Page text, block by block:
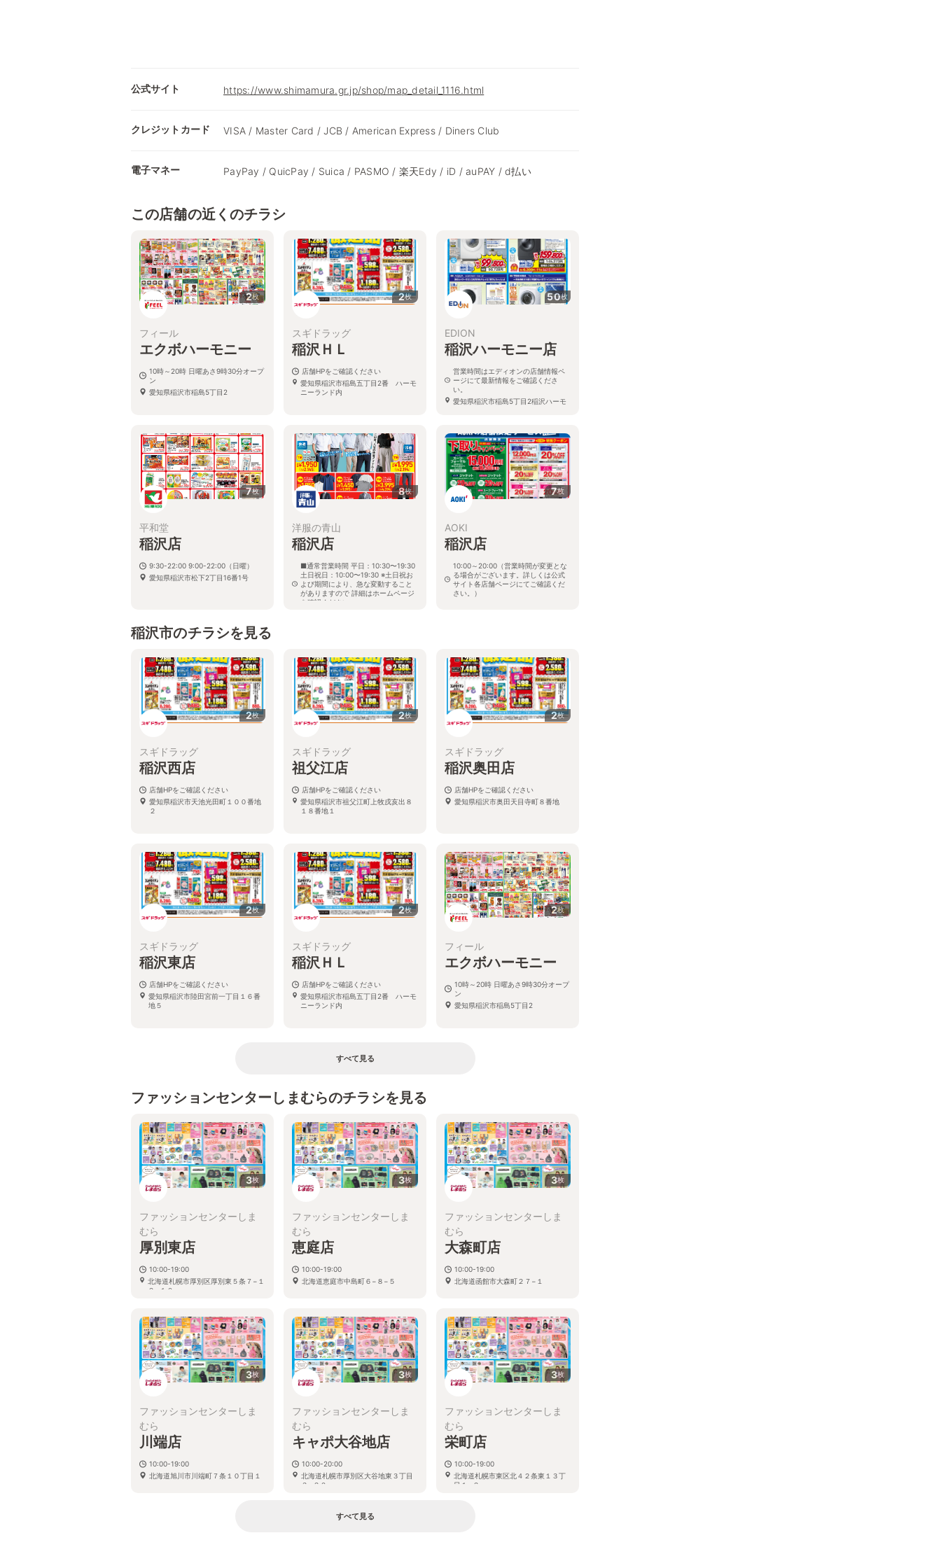
公式サイト https://www.shimamura.gr.jp/shop/map_detail_1116.html
クレジットカード VISA / Master Card / JCB / American Express / Diners Club
電子マネー PayPay / QuicPay / Suica / PASMO / 楽天Edy / iD / auPAY / d払い
この店舗の近くのチラシ
2枚
フィール
エクボハーモニー
10時～20時 日曜あさ9時30分オープ
ン
愛知県稲沢市稲島5丁目2
2枚
スギドラッグ
稲沢ＨＬ
店舗HPをご確認ください
愛知県稲沢市稲島五丁目2番 ハーモ
ニーランド内
50枚
EDION
稲沢ハーモニー店
営業時間はエディオンの店舗情報ペ
ージにて最新情報をご確認くださ
い。
愛知県稲沢市稲島5丁目2稲沢ハーモ
7枚
平和堂
稲沢店
9:30-22:00 9:00-22:00（日曜）
愛知県稲沢市松下2丁目16番1号
8枚
洋服の青山
稲沢店
■通常営業時間 平日：10:30〜19:30
土日祝日：10:00〜19:30 ※土日祝お
よび期間により、急な変動すること
がありますので 詳細はホームページ
を確認ください
7枚
AOKI
稲沢店
10:00～20:00（営業時間が変更とな
る場合がございます。詳しくは公式
サイト各店舗ページにてご確認くだ
さい。）
稲沢市のチラシを見る
2枚
スギドラッグ
稲沢西店
店舗HPをご確認ください
愛知県稲沢市天池光田町１００番地
２
2枚
スギドラッグ
祖父江店
店舗HPをご確認ください
愛知県稲沢市祖父江町上牧戌亥出８
１８番地１
2枚
スギドラッグ
稲沢奥田店
店舗HPをご確認ください
愛知県稲沢市奥田天目寺町８番地
2枚
スギドラッグ
稲沢東店
店舗HPをご確認ください
愛知県稲沢市陸田宮前一丁目１６番
地５
2枚
スギドラッグ
稲沢ＨＬ
店舗HPをご確認ください
愛知県稲沢市稲島五丁目2番 ハーモ
ニーランド内
2枚
フィール
エクボハーモニー
10時～20時 日曜あさ9時30分オープ
ン
愛知県稲沢市稲島5丁目2
すべて見る
ファッションセンターしまむらのチラシを見る
3枚
ファッションセンターしま
むら
厚別東店
10:00-19:00
北海道札幌市厚別区厚別東５条７−１
２−１０
3枚
ファッションセンターしま
むら
恵庭店
10:00-19:00
北海道恵庭市中島町６−８−５
3枚
ファッションセンターしま
むら
大森町店
10:00-19:00
北海道函館市大森町２７−１
3枚
ファッションセンターしま
むら
川端店
10:00-19:00
北海道旭川市川端町７条１０丁目１
3枚
ファッションセンターしま
むら
キャポ大谷地店
10:00-20:00
北海道札幌市厚別区大谷地東３丁目
３−２０
3枚
ファッションセンターしま
むら
栄町店
10:00-19:00
北海道札幌市東区北４２条東１３丁
目１−２
すべて見る